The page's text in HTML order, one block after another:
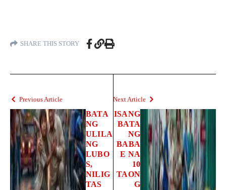
SHARE THIS STORY
Previous Article
BATA
NG
ULILA
NG
LUBO
S,
NILIG
TAS
Next Article
ISANG
BATA
NG
BABA
E NA
10
TAON
G